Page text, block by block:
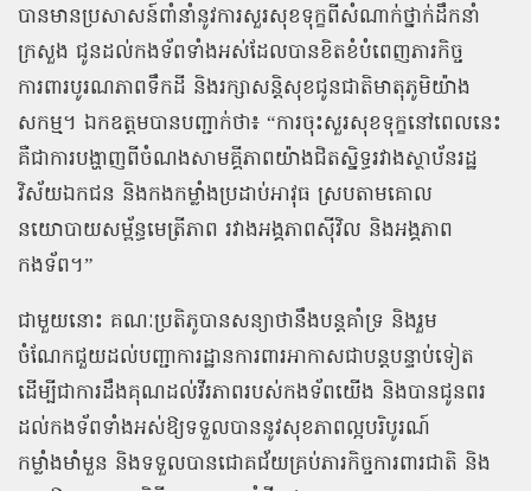
បានមានប្រសាសន៍ពាំនាំនូវការសួរសុខទុក្ខពីសំណាក់ថ្នាក់ដឹកនាំ
ក្រសួង ជូនដល់កងទ័ពទាំងអស់ដែលបានខិតខំបំពេញភារកិច្ច
ការពារបូរណភាពទឹកដី និងរក្សាសន្តិសុខជូនជាតិមាតុភូមិយ៉ាង
សកម្ម។ ឯកឧត្តមបានបញ្ជាក់ថា៖ “ការចុះសួរសុខទុក្ខនៅពេលនេះ
គឺជាការបង្ហាញពីចំណងសាមគ្គីភាពយ៉ាងជិតស្និទ្ធរវាងស្ថាប័នរដ្ឋ
វិស័យឯកជន និងកងកម្លាំងប្រដាប់អាវុធ ស្របតាមគោល
នយោបាយសម្ព័ន្ធមេត្រីភាព រវាងអង្គភាពស៊ីវិល និងអង្គភាព
កងទ័ព។”
ជាមួយនោះ គណៈប្រតិភូបានសន្យាថានឹងបន្តគាំទ្រ និងរួម
ចំណែកជួយដល់បញ្ជាការដ្ឋានការពារអាកាសជាបន្តបន្ទាប់ទៀត
ដើម្បីជាការដឹងគុណដល់វីរភាពរបស់កងទ័ពយើង និងបានជូនពរ
ដល់កងទ័ពទាំងអស់ឱ្យទទួលបាននូវសុខភាពល្អបរិបូរណ៍
កម្លាំងមាំមួន និងទទួលបានជោគជ័យគ្រប់ភារកិច្ចការពារជាតិ និង